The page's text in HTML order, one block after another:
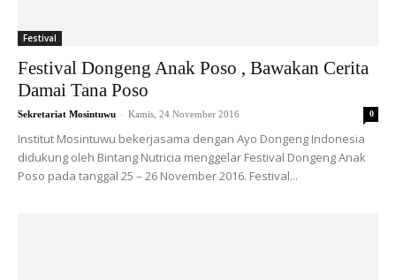
Festival
Festival Dongeng Anak Poso , Bawakan Cerita
Damai Tana Poso
Sekretariat Mosintuwu - Kamis, 24 November 2016 0
Institut Mosintuwu bekerjasama dengan Ayo Dongeng Indonesia
didukung oleh Bintang Nutricia menggelar Festival Dongeng Anak
Poso pada tanggal 25 – 26 November 2016. Festival...